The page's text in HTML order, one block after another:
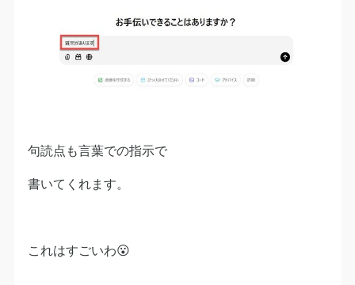
句読点も言葉での指示で
書いてくれます。
これはすごいわ😮